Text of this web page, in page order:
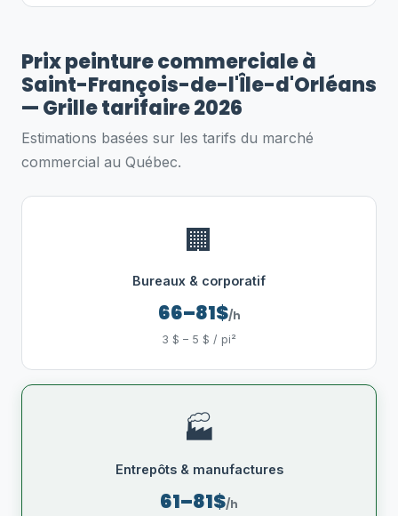
Prix peinture commerciale à
Saint-François-de-l'Île-d'Orléans
— Grille tarifaire 2026
Estimations basées sur les tarifs du marché
commercial au Québec.
🏢
Bureaux & corporatif
66–81$/h
3 $ – 5 $ / pi²
🏭
Entrepôts & manufactures
61–81$/h